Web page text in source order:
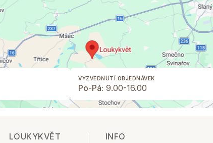
VYZVEDNUTÍ OBJEDNÁVEK
Po-Pá: 9.00-16.00
LOUKYKVĚT
INFO